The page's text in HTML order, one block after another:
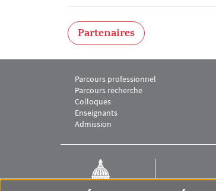
Partenaires
Menu footer M2 Juriste Conseil
Parcours professionnel
Parcours recherche
Colloques
Enseignants
Admission